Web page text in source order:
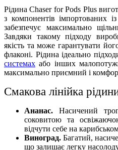
Рідина Chaser for Pods Plus
з компонентів
забезпечує максимально
Завдяки такому підходу
якість та може гарантувати
флаконі. Рідина ідеально
системах або інших
максимально приємний і
Смакова лінійка
Ананас. Насичений
соковитою та
відчути себе на
Виноград. Багатий,
що залишає легку